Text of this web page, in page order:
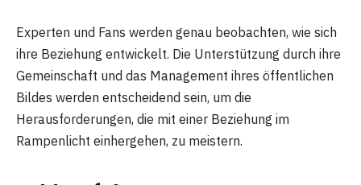
Experten und Fans werden genau beobachten, wie sich
ihre Beziehung entwickelt. Die Unterstützung durch ihre
Gemeinschaft und das Management ihres öffentlichen
Bildes werden entscheidend sein, um die
Herausforderungen, die mit einer Beziehung im
Rampenlicht einhergehen, zu meistern.